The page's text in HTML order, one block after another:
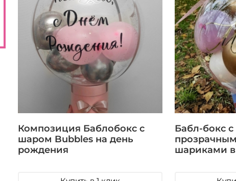
Композиция Баблобокс с
шаром Bubbles на день
рождения
Бабл-бокс
шариками